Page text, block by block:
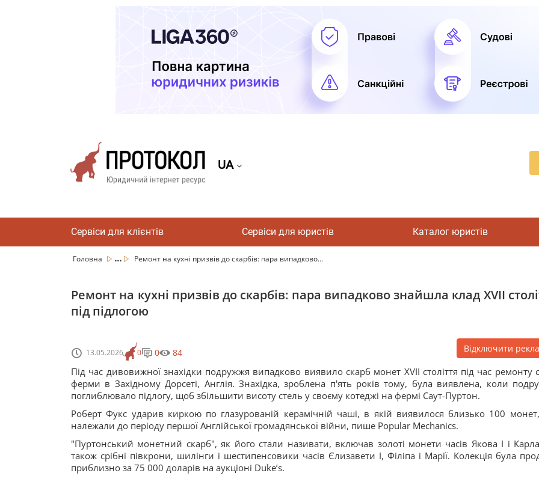
UA
Сервіси для клієнтів Сервіси для юристів Каталог юристів
Головна ... Ремонт на кухні призвів до скарбів: пара випадково...
Ремонт на кухні призвів до скарбів: пара випадково знайшла клад XVII
під підлогою
13.05.2026 0 0 84 Відключити
Під час дивовижної знахідки подружжя випадково виявило скарб монет XVII століття під час ремонту
ферми в Західному Дорсеті, Англія. Знахідка, зроблена п'ять років тому, була виявлена, коли
поглиблювало підлогу, щоб збільшити висоту стель у своєму котеджі на фермі Саут-Пуртон.
Роберт Фукс ударив киркою по глазурованій керамічній чаші, в якій виявилося близько 100
належали до періоду першої Англійської громадянської війни, пише Popular Mechanics.
"Пуртонський монетний скарб", як його стали називати, включав золоті монети часів Якова I і
також срібні півкрони, шилінги і шестипенсовики часів Єлизавети I, Філіпа і Марії. Колекція була
приблизно за 75 000 доларів на аукціоні Duke’s.